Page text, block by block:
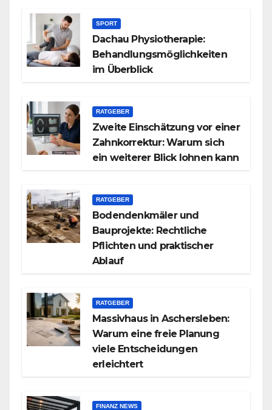
SPORT
Dachau Physiotherapie:
Behandlungsmöglichkeiten
im Überblick
RATGEBER
Zweite Einschätzung vor einer
Zahnkorrektur: Warum sich
ein weiterer Blick lohnen kann
RATGEBER
Bodendenkmäler und
Bauprojekte: Rechtliche
Pflichten und praktischer
Ablauf
RATGEBER
Massivhaus in Aschersleben:
Warum eine freie Planung
viele Entscheidungen
erleichtert
FINANZ NEWS